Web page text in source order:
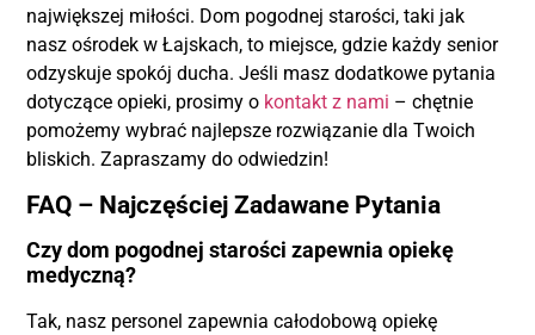
największej miłości. Dom pogodnej starości, taki jak
nasz ośrodek w Łajskach, to miejsce, gdzie każdy senior
odzyskuje spokój ducha. Jeśli masz dodatkowe pytania
dotyczące opieki, prosimy o kontakt z nami – chętnie
pomożemy wybrać najlepsze rozwiązanie dla Twoich
bliskich. Zapraszamy do odwiedzin!
FAQ – Najczęściej Zadawane Pytania
Czy dom pogodnej starości zapewnia opiekę
medyczną?
Tak, nasz personel zapewnia całodobową opiekę